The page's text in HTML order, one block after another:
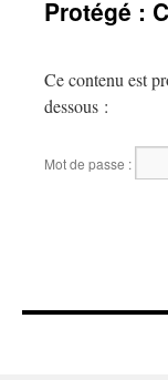
Protégé :
Ce contenu est
dessous :
Mot de passe :